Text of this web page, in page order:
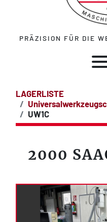
PRÄZISION FÜR DIE
LAGERLISTE
UW1C
2000